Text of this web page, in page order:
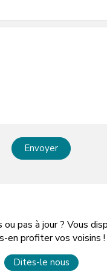
Envoyer
pas à jour ? Vous
en profiter vos voisins !
Dites-le nous